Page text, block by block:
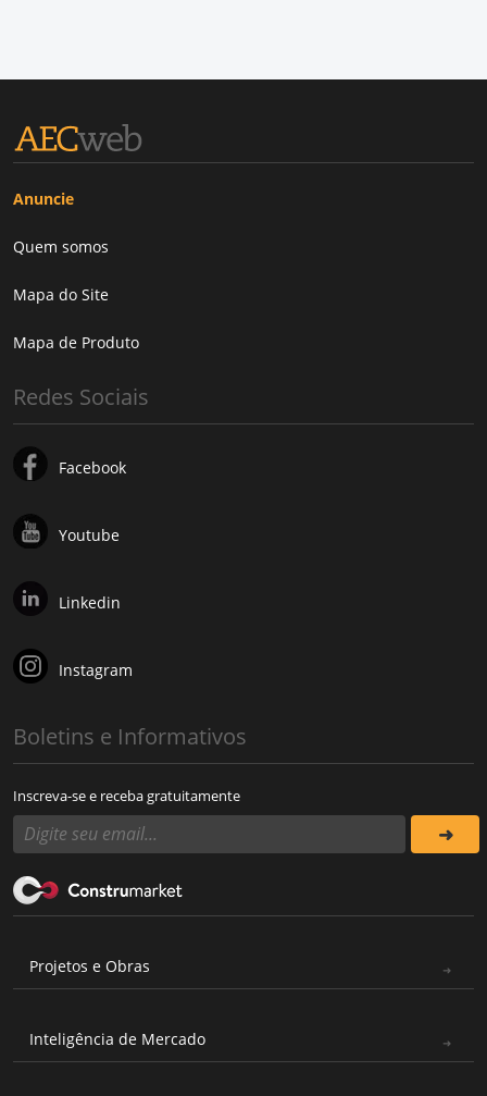
Anuncie
Quem somos
Mapa do Site
Mapa de Produto
Redes Sociais
Facebook
Youtube
Linkedin
Instagram
Boletins e Informativos
Inscreva-se e receba gratuitamente
Projetos e Obras
Inteligência de Mercado